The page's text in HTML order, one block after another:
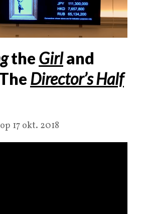
the Girland
Director’s Half
17 okt. 2018